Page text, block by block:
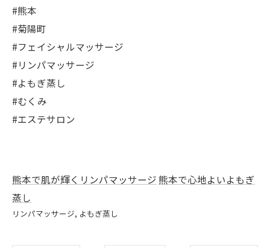
#熊本
#菊陽町
#フェイシャルマッサージ
#リンパマッサージ
#よもぎ蒸し
#むくみ
#エステサロン
熊本で肌が輝くリンパマッサージ熊本で心地よいよもぎ
蒸し
リンパマッサージ よもぎ蒸し